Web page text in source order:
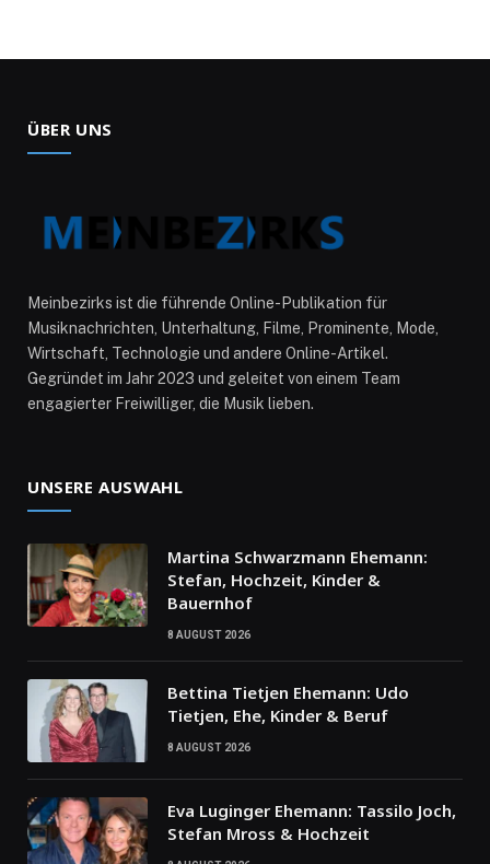
ÜBER UNS
Meinbezirks ist die führende Online-Publikation für
Musiknachrichten, Unterhaltung, Filme, Prominente, Mode,
Wirtschaft, Technologie und andere Online-Artikel.
Gegründet im Jahr 2023 und geleitet von einem Team
engagierter Freiwilliger, die Musik lieben.
UNSERE AUSWAHL
Martina Schwarzmann Ehemann:
Stefan, Hochzeit, Kinder &
Bauernhof
8 AUGUST 2026
Bettina Tietjen Ehemann: Udo
Tietjen, Ehe, Kinder & Beruf
8 AUGUST 2026
Eva Luginger Ehemann: Tassilo Joch,
Stefan Mross & Hochzeit